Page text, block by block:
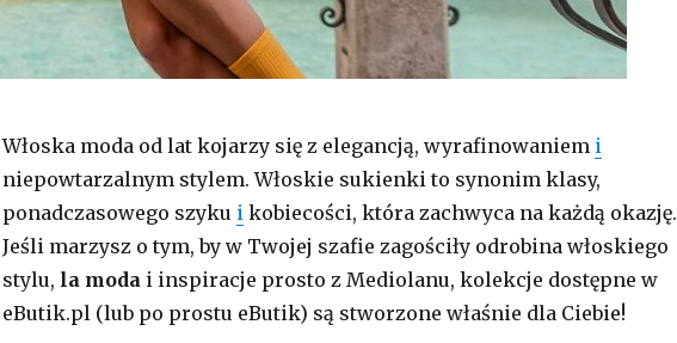
Włoska moda od lat kojarzy się z elegancją, wyrafinowaniem i
niepowtarzalnym stylem. Włoskie sukienki to synonim klasy,
ponadczasowego szyku ikobiecości, która zachwyca na każdą okazję.
Jeśli marzysz o tym, by w Twojej szafie zagościły odrobina włoskiego
stylu, la modai inspiracje prosto z Mediolanu, kolekcje dostępne w
eButik.pl (lub po prostu eButik) są stworzone właśnie dla Ciebie!